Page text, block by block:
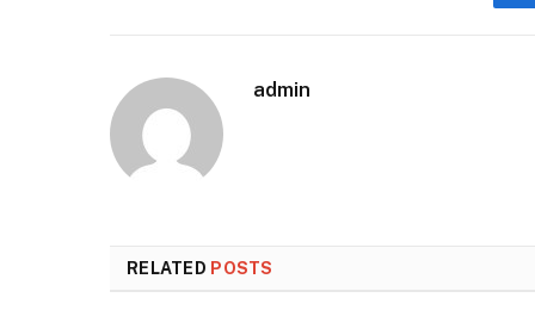
admin
RELATED POSTS